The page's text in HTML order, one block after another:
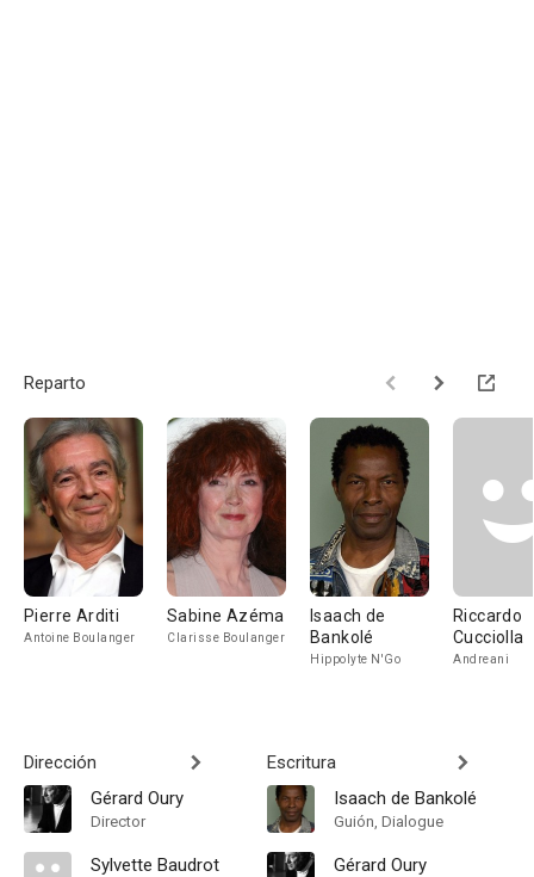
Reparto
Pierre Arditi
Antoine Boulanger
Sabine Azéma
Clarisse Boulanger
Isaach de
Bankolé
Hippolyte N'Go
Riccardo
Cucciolla
Andreani
Dirección
Gérard Oury
Director
Sylvette Baudrot
Escritura
Isaach de Bankolé
Guión, Dialogue
Gérard Oury